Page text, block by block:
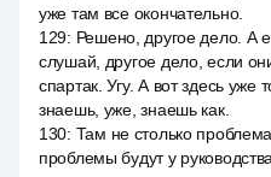
уже там все окончательно.
129: Решено, другое дело. А
слушай, другое дело, если
спартак. Угу. А вот здесь уже
знаешь, уже, знаешь как.
130: Там не столько
проблемы будут у